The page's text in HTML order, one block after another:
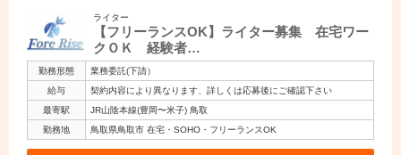
ライター
【フリーランスOK】ライター募集 在宅ワー
クＯＫ 経験者…
勤務形態
業務委託(下請）
給与
契約内容により異なります、詳しくは応募後にご確認下さい
最寄駅
JR山陰本線(豊岡〜米子) 鳥取
勤務地
鳥取県鳥取市 在宅・SOHO・フリーランスOK